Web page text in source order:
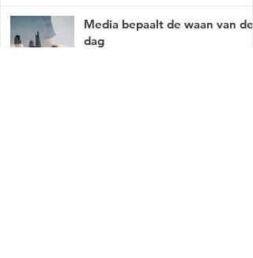
Media bepaalt de waan van de
dag